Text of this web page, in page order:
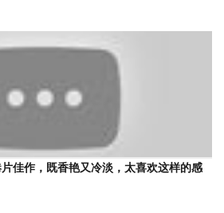
片佳作，既香艳又冷淡，太喜欢这样的感